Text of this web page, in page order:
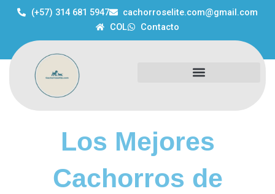
(+57) 314 681 5947
cachorroselite.com@gmail.com
COL
Contacto
Los Mejores
Cachorros de